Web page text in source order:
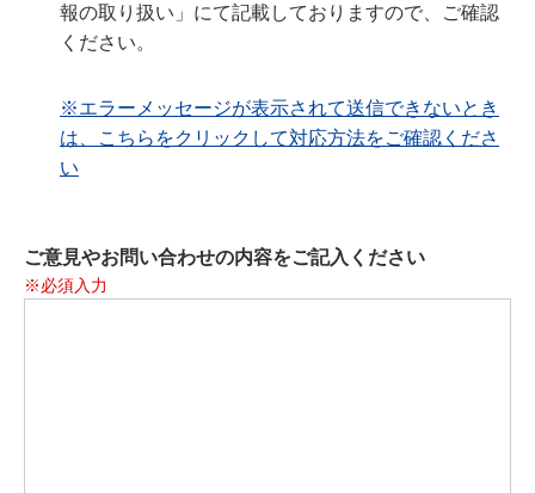
報の取り扱い」にて記載しておりますので、ご確認
ください。
※エラーメッセージが表示されて送信できないとき
は、こちらをクリックして対応方法をご確認くださ
い
ご意見やお問い合わせの内容をご記入ください
※必須入力